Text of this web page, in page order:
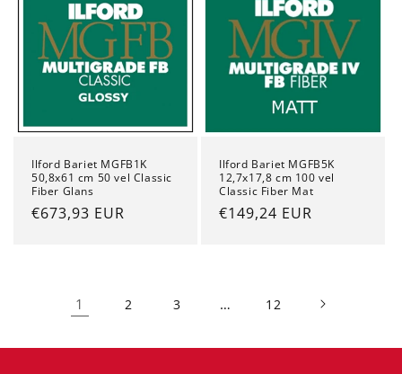
Ilford Bariet MGFB1K
50,8x61 cm 50 vel Classic
Fiber Glans
Normale
€673,93 EUR
Ilford Bariet MGFB5K
12,7x17,8 cm 100 vel
Classic Fiber Mat
Normale
€149,24 EUR
1 2 3 … 12